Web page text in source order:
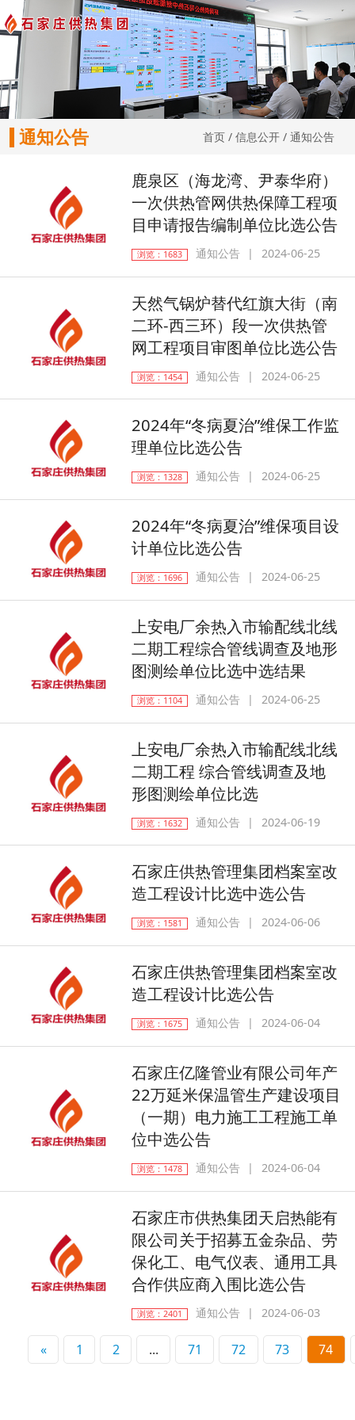
通知公告 首页 / 信息公开 / 通知公告
鹿泉区（海龙湾、尹泰华府）
一次供热管网供热保障工程项
目申请报告编制单位比选公告
浏览：1683 通知公告 2024-06-25
天然气锅炉替代红旗大街（南
二环-西三环）段一次供热管
网工程项目审图单位比选公告
浏览：1454 通知公告 2024-06-25
2024年“冬病夏治”维保工作监
理单位比选公告
浏览：1328 通知公告 2024-06-25
2024年“冬病夏治”维保项目设
计单位比选公告
浏览：1696 通知公告 2024-06-25
上安电厂余热入市输配线北线
二期工程综合管线调查及地形
图测绘单位比选中选结果
浏览：1104 通知公告 2024-06-25
上安电厂余热入市输配线北线
二期工程 综合管线调查及地
形图测绘单位比选
浏览：1632 通知公告 2024-06-19
石家庄供热管理集团档案室改
造工程设计比选中选公告
浏览：1581 通知公告 2024-06-06
石家庄供热管理集团档案室改
造工程设计比选公告
浏览：1675 通知公告 2024-06-04
石家庄亿隆管业有限公司年产
22万延米保温管生产建设项目
（一期）电力施工工程施工单
位中选公告
浏览：1478 通知公告 2024-06-04
石家庄市供热集团天启热能有
限公司关于招募五金杂品、劳
保化工、电气仪表、通用工具
合作供应商入围比选公告
浏览：2401 通知公告 2024-06-03
« 1 2 ... 71 72 73 74